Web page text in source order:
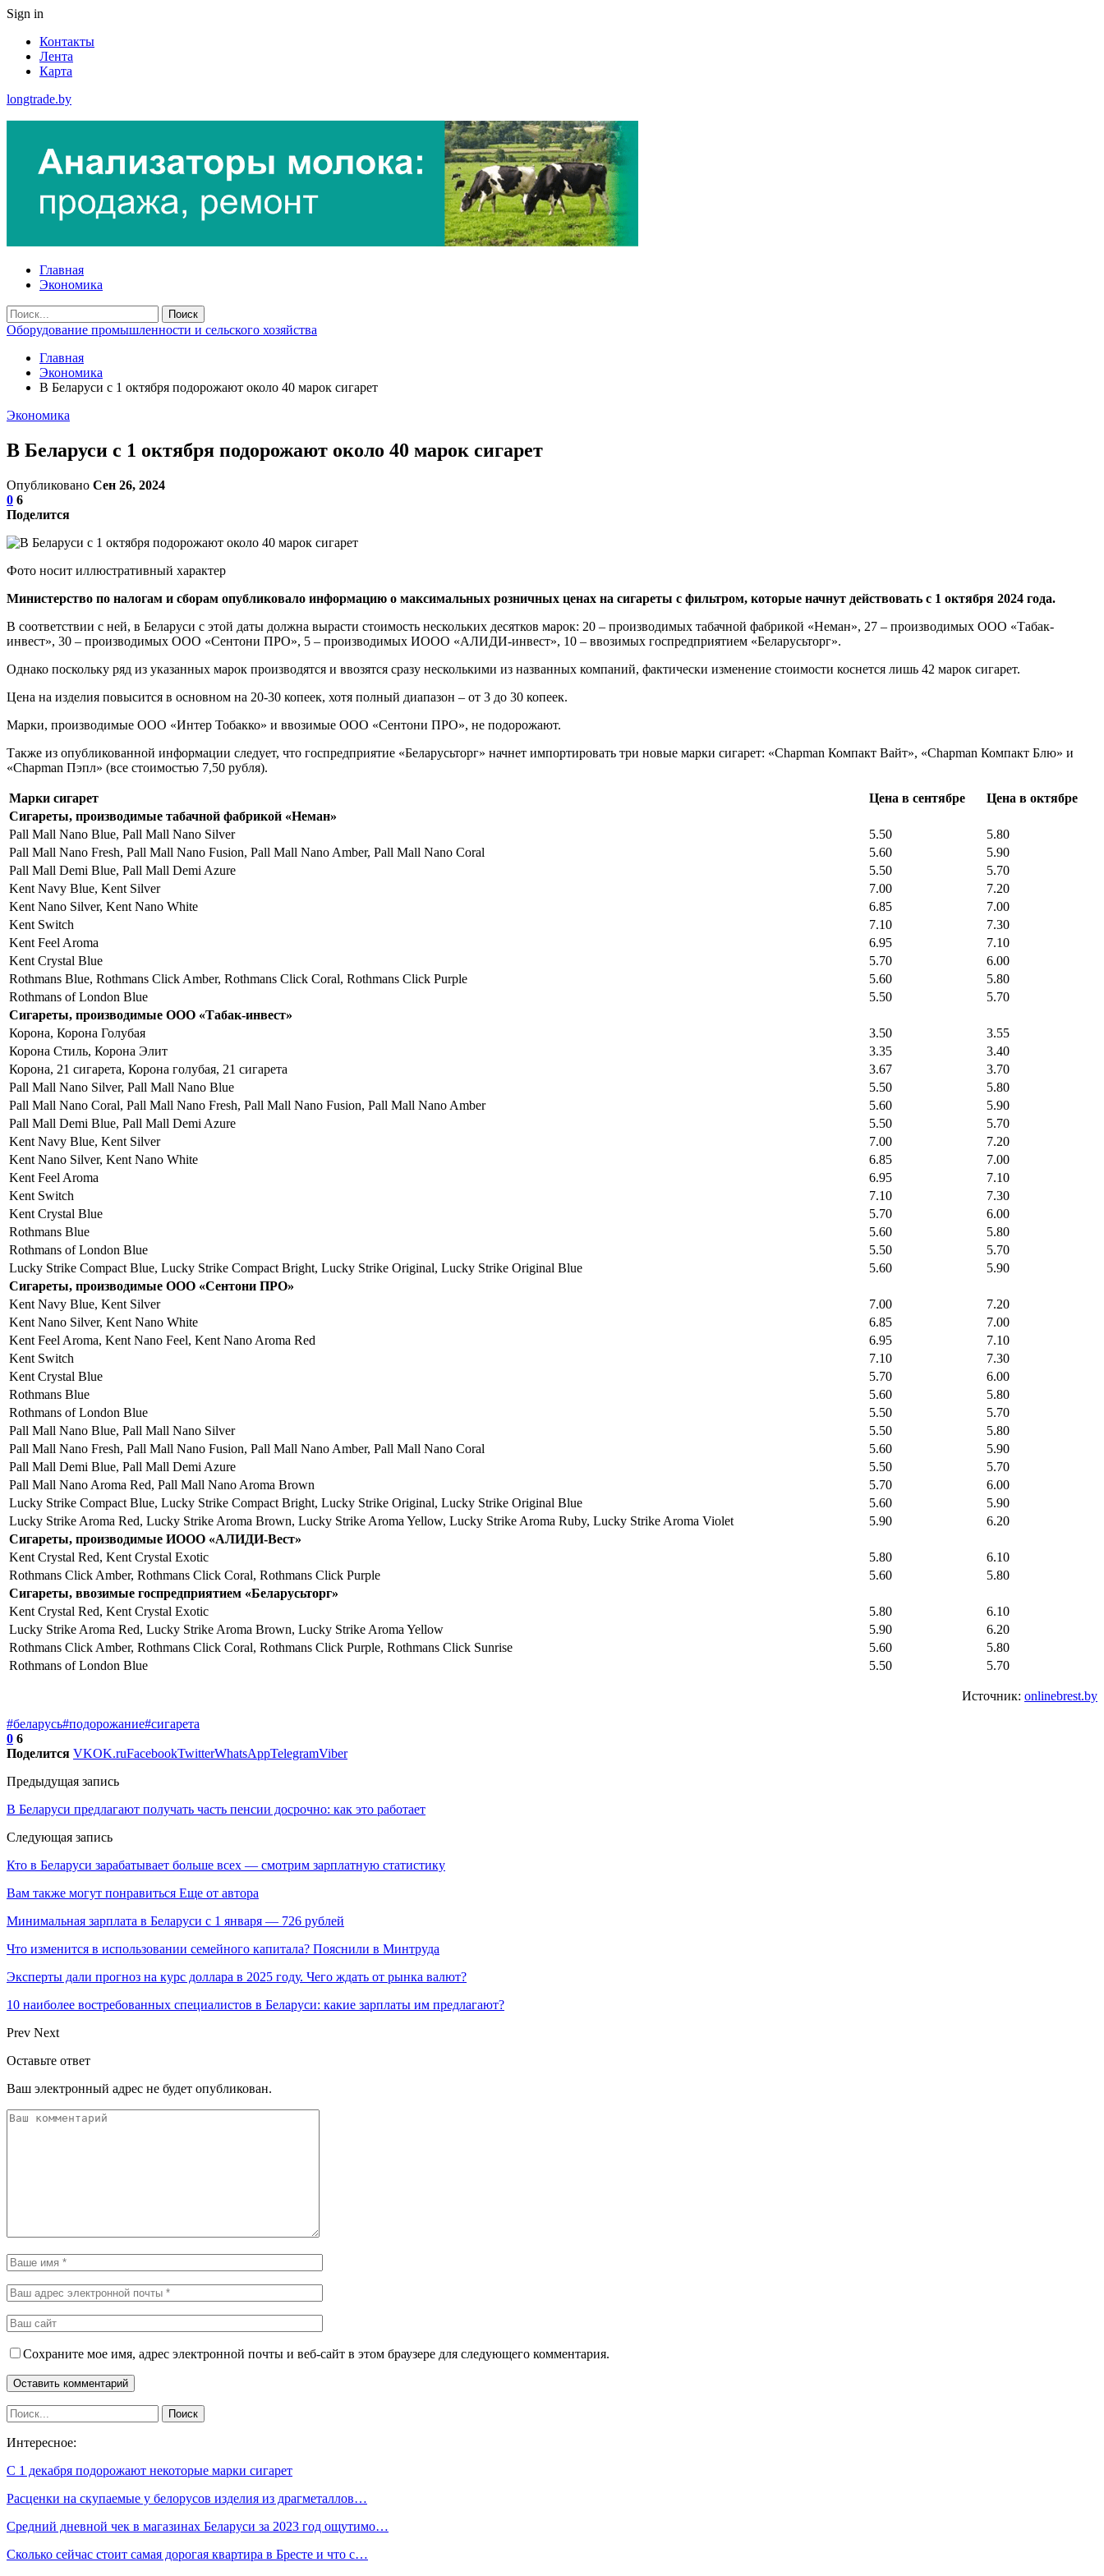
Sign in
Контакты
Лента
Карта
longtrade.by
Главная
Экономика
Оборудование промышленности и сельского хозяйства
Главная
Экономика
В Беларуси с 1 октября подорожают около 40 марок сигарет
Экономика
В Беларуси с 1 октября подорожают около 40 марок сигарет
Опубликовано Сен 26, 2024
0 6
Поделится
Фото носит иллюстративный характер
Министерство по налогам и сборам опубликовало информацию о максимальных розничных ценах на сигареты с фильтром, которые начнут действовать с 1 октября 2024 года.
В соответствии с ней, в Беларуси с этой даты должна вырасти стоимость нескольких десятков марок: 20 – производимых табачной фабрикой «Неман», 27 – производимых ООО «Табак-
инвест», 30 – производимых ООО «Сентони ПРО», 5 – производимых ИООО «АЛИДИ-инвест», 10 – ввозимых госпредприятием «Беларусьторг».
Однако поскольку ряд из указанных марок производятся и ввозятся сразу несколькими из названных компаний, фактически изменение стоимости коснется лишь 42 марок сигарет.
Цена на изделия повысится в основном на 20-30 копеек, хотя полный диапазон – от 3 до 30 копеек.
Марки, производимые ООО «Интер Тобакко» и ввозимые ООО «Сентони ПРО», не подорожают.
Также из опубликованной информации следует, что госпредприятие «Беларусьторг» начнет импортировать три новые марки сигарет: «Chapman Компакт Вайт», «Chapman Компакт Блю» и
«Chapman Пэпл» (все стоимостью 7,50 рубля).
Марки сигарет Цена в сентябре
Цена в октябре
Сигареты, производимые табачной фабрикой «Неман»
Pall Mall Nano Blue, Pall Mall Nano Silver
5.50
5.80
Pall Mall Nano Fresh, Pall Mall Nano Fusion, Pall Mall Nano Amber, Pall Mall Nano Coral
5.60
5.90
Pall Mall Demi Blue, Pall Mall Demi Azure
5.50
5.70
Kent Navy Blue, Kent Silver
7.00
7.20
Kent Nano Silver, Kent Nano White
6.85
7.00
Kent Switch
7.10
7.30
Kent Feel Aroma
6.95
7.10
Kent Crystal Blue
5.70
6.00
Rothmans Blue, Rothmans Click Amber, Rothmans Click Coral, Rothmans Click Purple
5.60
5.80
Rothmans of London Blue
5.50
5.70
Сигареты, производимые ООО «Табак-инвест»
Корона, Корона Голубая
3.50
3.55
Корона Стиль, Корона Элит
3.35
3.40
Корона, 21 сигарета, Корона голубая, 21 сигарета
3.67
3.70
Pall Mall Nano Silver, Pall Mall Nano Blue
5.50
5.80
Pall Mall Nano Coral, Pall Mall Nano Fresh, Pall Mall Nano Fusion, Pall Mall Nano Amber
5.60
5.90
Pall Mall Demi Blue, Pall Mall Demi Azure
5.50
5.70
Kent Navy Blue, Kent Silver
7.00
7.20
Kent Nano Silver, Kent Nano White
6.85
7.00
Kent Feel Aroma
6.95
7.10
Kent Switch
7.10
7.30
Kent Crystal Blue
5.70
6.00
Rothmans Blue
5.60
5.80
Rothmans of London Blue
5.50
5.70
Lucky Strike Compact Blue, Lucky Strike Compact Bright, Lucky Strike Original, Lucky Strike Original Blue
5.60
5.90
Сигареты, производимые ООО «Сентони ПРО»
Kent Navy Blue, Kent Silver
7.00
7.20
Kent Nano Silver, Kent Nano White
6.85
7.00
Kent Feel Aroma, Kent Nano Feel, Kent Nano Aroma Red
6.95
7.10
Kent Switch
7.10
7.30
Kent Crystal Blue
5.70
6.00
Rothmans Blue
5.60
5.80
Rothmans of London Blue
5.50
5.70
Pall Mall Nano Blue, Pall Mall Nano Silver
5.50
5.80
Pall Mall Nano Fresh, Pall Mall Nano Fusion, Pall Mall Nano Amber, Pall Mall Nano Coral
5.60
5.90
Pall Mall Demi Blue, Pall Mall Demi Azure
5.50
5.70
Pall Mall Nano Aroma Red, Pall Mall Nano Aroma Brown
5.70
6.00
Lucky Strike Compact Blue, Lucky Strike Compact Bright, Lucky Strike Original, Lucky Strike Original Blue
5.60
5.90
Lucky Strike Aroma Red, Lucky Strike Aroma Brown, Lucky Strike Aroma Yellow, Lucky Strike Aroma Ruby, Lucky Strike Aroma Violet
5.90
6.20
Сигареты, производимые ИООО «АЛИДИ-Вест»
Kent Crystal Red, Kent Crystal Exotic
5.80
6.10
Rothmans Click Amber, Rothmans Click Coral, Rothmans Click Purple
5.60
5.80
Сигареты, ввозимые госпредприятием «Беларусьторг»
Kent Crystal Red, Kent Crystal Exotic
5.80
6.10
Lucky Strike Aroma Red, Lucky Strike Aroma Brown, Lucky Strike Aroma Yellow
5.90
6.20
Rothmans Click Amber, Rothmans Click Coral, Rothmans Click Purple, Rothmans Click Sunrise
5.60
5.80
Rothmans of London Blue
5.50 5.70
Источник: onlinebrest.by
#беларусь#подорожание#сигарета
0 6
Поделится VKOK.ruFacebookTwitterWhatsAppTelegramViber
Предыдущая запись
В Беларуси предлагают получать часть пенсии досрочно: как это работает
Следующая запись
Кто в Беларуси зарабатывает больше всех — смотрим зарплатную статистику
Вам также могут понравиться Еще от автора
Минимальная зарплата в Беларуси с 1 января — 726 рублей
Что изменится в использовании семейного капитала? Пояснили в Минтруда
Эксперты дали прогноз на курс доллара в 2025 году. Чего ждать от рынка валют?
10 наиболее востребованных специалистов в Беларуси: какие зарплаты им предлагают?
Prev Next
Оставьте ответ
Ваш электронный адрес не будет опубликован.
Сохраните мое имя, адрес электронной почты и веб-сайт в этом браузере для следующего комментария.
Интересное:
С 1 декабря подорожают некоторые марки сигарет
Расценки на скупаемые у белорусов изделия из драгметаллов…
Средний дневной чек в магазинах Беларуси за 2023 год ощутимо…
Сколько сейчас стоит самая дорогая квартира в Бресте и что с…